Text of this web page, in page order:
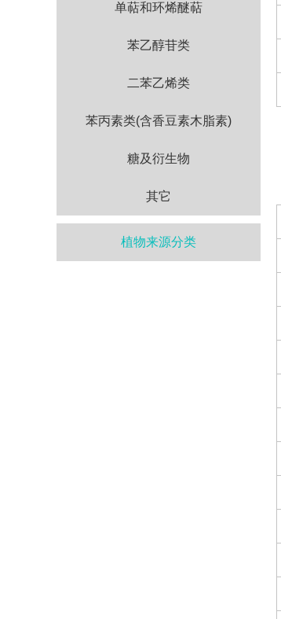
单萜和环烯醚萜
苯乙醇苷类
二苯乙烯类
苯丙素类(含香豆素木脂素)
糖及衍生物
其它
植物来源分类